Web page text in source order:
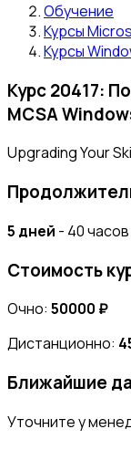
Обучение
Курсы
Курсы
Курс 20417:
MCSA
Upgrading Your
5 дней - 40 часов
Стоимость
Очно: 50000 ₽
Дистанционно:
Ближайшие
Уточните у